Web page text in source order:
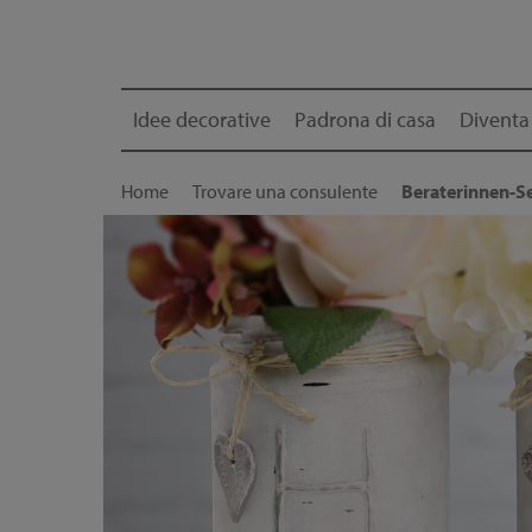
Idee decorative Padrona di casa
Home Trovare una consulente Beraterinnen-